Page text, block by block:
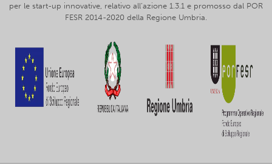
per le start-up innovative, relativo all’azione 1.3.1 e promosso dal POR
FESR 2014-2020 della Regione Umbria.